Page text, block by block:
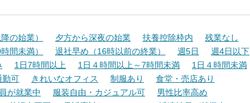
の始業） 夕方から深夜の始業 扶養控除枠内
残業なし
間未満） 退社早め（16時以前の終業） 週5日
週4日以下
1日7時間以上 1日４時間以上～7時間未満
1日４時間未満
勤可 きれいなオフィス 制服あり
食堂・売店あり
が就業中 服装自由・カジュアル可
男性比率高め